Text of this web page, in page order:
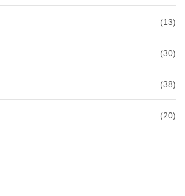
(13)
(30)
(38)
(20)